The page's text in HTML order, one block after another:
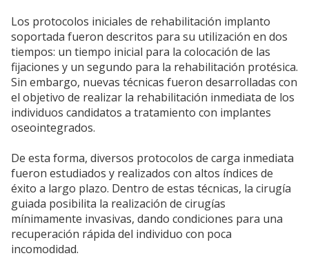
Los protocolos iniciales de rehabilitación implanto
soportada fueron descritos para su utilización en dos
tiempos: un tiempo inicial para la colocación de las
fijaciones y un segundo para la rehabilitación protésica.
Sin embargo, nuevas técnicas fueron desarrolladas con
el objetivo de realizar la rehabilitación inmediata de los
individuos candidatos a tratamiento con implantes
oseointegrados.
De esta forma, diversos protocolos de carga inmediata
fueron estudiados y realizados con altos índices de
éxito a largo plazo. Dentro de estas técnicas, la cirugía
guiada posibilita la realización de cirugías
mínimamente invasivas, dando condiciones para una
recuperación rápida del individuo con poca
incomodidad.